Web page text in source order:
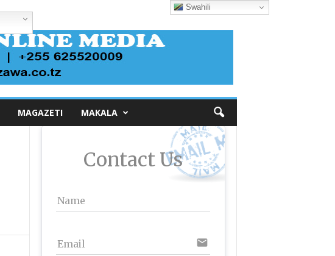
MAGAZETI MAKALA
Contact Us
Name
Email email
Swahili